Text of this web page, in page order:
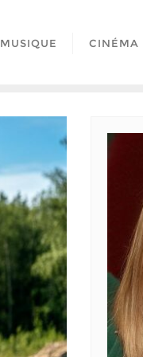
MUSIQUE CINÉMA